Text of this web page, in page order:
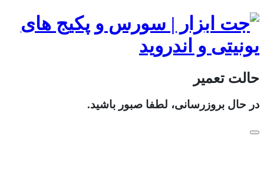
حالت تعمیر
در حال بروزرسانی، لطفا صبور باشید.